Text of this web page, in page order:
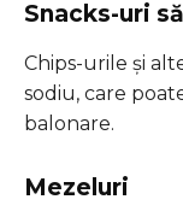
Snacks-uri
Chips-urile și
sodiu, care
balonare.
Mezeluri